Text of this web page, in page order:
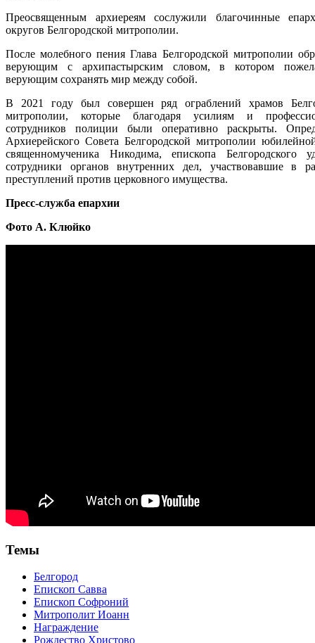
Преосвященным архиереям сослужили благочинные
округов Белгородской митрополии.
После молебного пения Глава Белгородской митрополии
верующим с архипастырским словом, в котором
верующим сохранять мир между собой.
В 2021 году был совершен ряд ограблений храмов
митрополии, которые благодаря усилиям и
сотрудников полиции были оперативно раскрыты.
Архиерейского Совета Белгородской митрополии
священномученика Никодима, епископа Белгородского
сотрудники органов внутренних дел, участвовавшие в
преступлений против церковного имущества.
Пресс-служба епархии
Фото А. Клюйко
Темы
Белгород
Епископ Савва
Епископ Софроний
Митрополит Иоанн
Награждение
Рождество Христово